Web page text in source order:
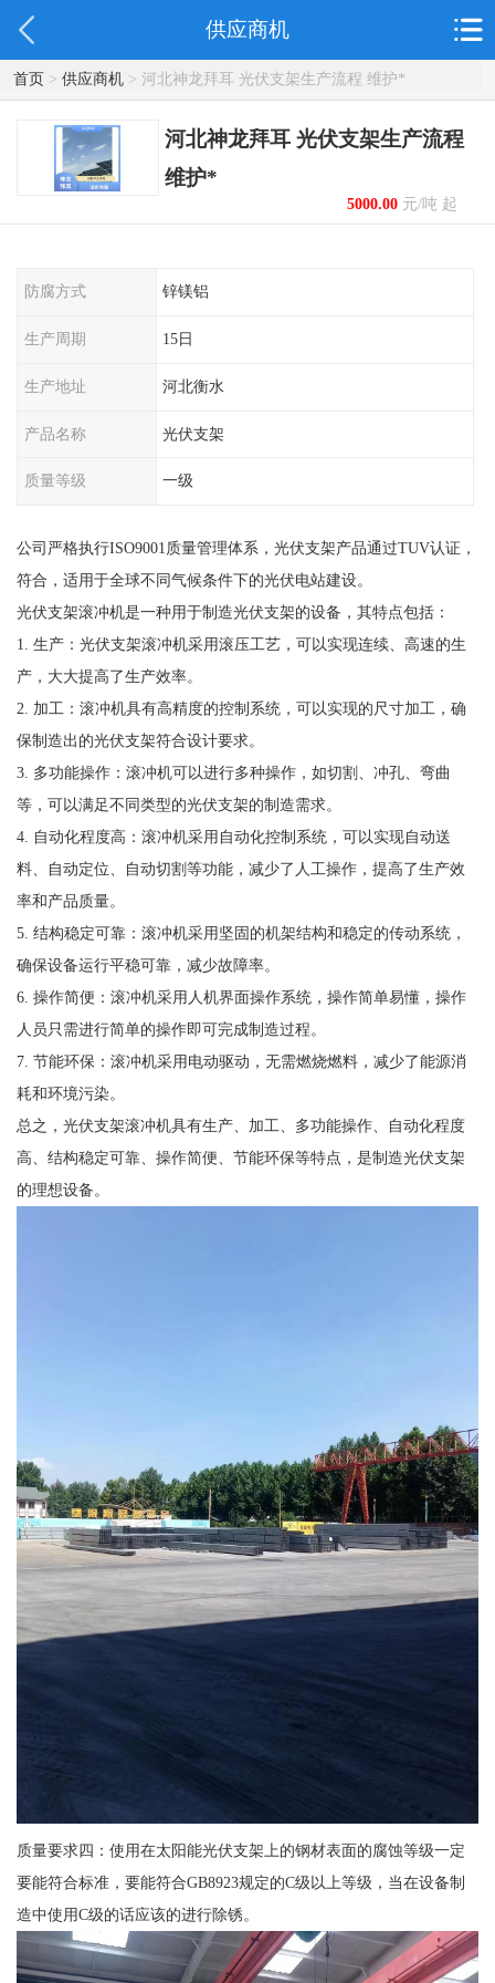
供应商机
首页> 供应商机> 河北神龙拜耳 光伏支架生产流程 维护*
河北神龙拜耳 光伏支架生产流程
维护*
5000.00元/吨 起
防腐方式 锌镁铝
生产周期 15日
生产地址 河北衡水
产品名称 光伏支架
质量等级 一级
公司严格执行ISO9001质量管理体系，光伏支架产品通过TUV认证，
符合，适用于全球不同气候条件下的光伏电站建设。
光伏支架滚冲机是一种用于制造光伏支架的设备，其特点包括：
1. 生产：光伏支架滚冲机采用滚压工艺，可以实现连续、高速的生
产，大大提高了生产效率。
2. 加工：滚冲机具有高精度的控制系统，可以实现的尺寸加工，确
保制造出的光伏支架符合设计要求。
3. 多功能操作：滚冲机可以进行多种操作，如切割、冲孔、弯曲
等，可以满足不同类型的光伏支架的制造需求。
4. 自动化程度高：滚冲机采用自动化控制系统，可以实现自动送
料、自动定位、自动切割等功能，减少了人工操作，提高了生产效
率和产品质量。
5. 结构稳定可靠：滚冲机采用坚固的机架结构和稳定的传动系统，
确保设备运行平稳可靠，减少故障率。
6. 操作简便：滚冲机采用人机界面操作系统，操作简单易懂，操作
人员只需进行简单的操作即可完成制造过程。
7. 节能环保：滚冲机采用电动驱动，无需燃烧燃料，减少了能源消
耗和环境污染。
总之，光伏支架滚冲机具有生产、加工、多功能操作、自动化程度
高、结构稳定可靠、操作简便、节能环保等特点，是制造光伏支架
的理想设备。
质量要求四：使用在太阳能光伏支架上的钢材表面的腐蚀等级一定
要能符合标准，要能符合GB8923规定的C级以上等级，当在设备制
造中使用C级的话应该的进行除锈。